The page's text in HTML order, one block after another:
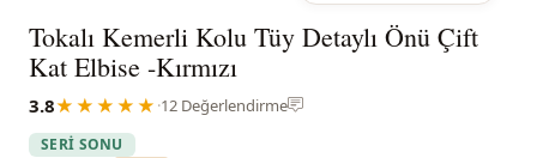
Tokalı Kemerli Kolu Tüy Detaylı Önü Çift
Kat Elbise -Kırmızı
3.8★★★★★ ·12 Değerlendirme
SERİ SONU